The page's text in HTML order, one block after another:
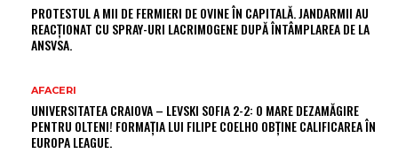
PROTESTUL A MII DE FERMIERI DE OVINE ÎN CAPITALĂ. JANDARMII AU
REACȚIONAT CU SPRAY-URI LACRIMOGENE DUPĂ ÎNTÂMPLAREA DE LA
ANSVSA.
AFACERI
UNIVERSITATEA CRAIOVA – LEVSKI SOFIA 2-2: O MARE DEZAMĂGIRE
PENTRU OLTENI! FORMAȚIA LUI FILIPE COELHO OBȚINE CALIFICAREA ÎN
EUROPA LEAGUE.